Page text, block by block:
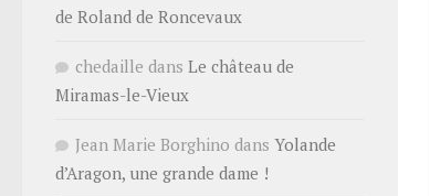
de Roland de Roncevaux
chedaille dans Le château de
Miramas-le-Vieux
Jean Marie Borghino dans Yolande
d’Aragon, une grande dame !